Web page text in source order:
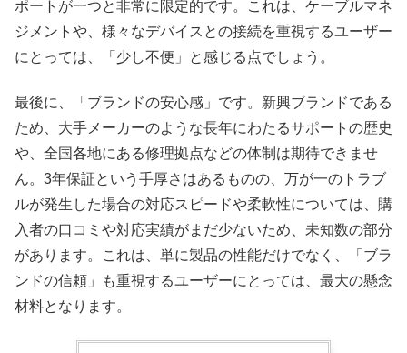
ポートが一つと非常に限定的です。これは、ケーブルマネ
ジメントや、様々なデバイスとの接続を重視するユーザー
にとっては、「少し不便」と感じる点でしょう。
最後に、「ブランドの安心感」です。新興ブランドである
ため、大手メーカーのような長年にわたるサポートの歴史
や、全国各地にある修理拠点などの体制は期待できませ
ん。3年保証という手厚さはあるものの、万が一のトラブ
ルが発生した場合の対応スピードや柔軟性については、購
入者の口コミや対応実績がまだ少ないため、未知数の部分
があります。これは、単に製品の性能だけでなく、「ブラ
ンドの信頼」も重視するユーザーにとっては、最大の懸念
材料となります。